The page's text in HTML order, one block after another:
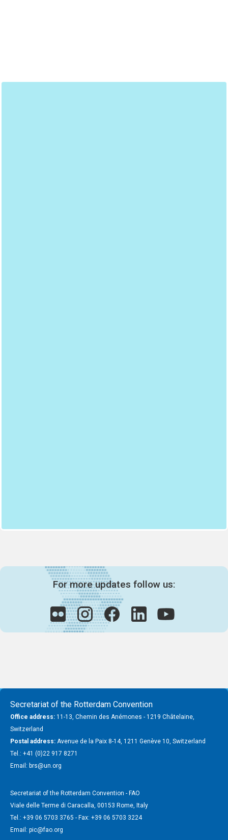
For more updates follow us:
Secretariat of the Rotterdam Convention
Office address: 11-13, Chemin des Anémones - 1219 Châtelaine,
Switzerland
Postal address: Avenue de la Paix 8-14, 1211 Genève 10, Switzerland
Tel.: +41 (0)22 917 8271
Email: brs@un.org
Secretariat of the Rotterdam Convention - FAO
Viale delle Terme di Caracalla, 00153 Rome, Italy
Tel.: +39 06 5703 3765 - Fax: +39 06 5703 3224
Email: pic@fao.org